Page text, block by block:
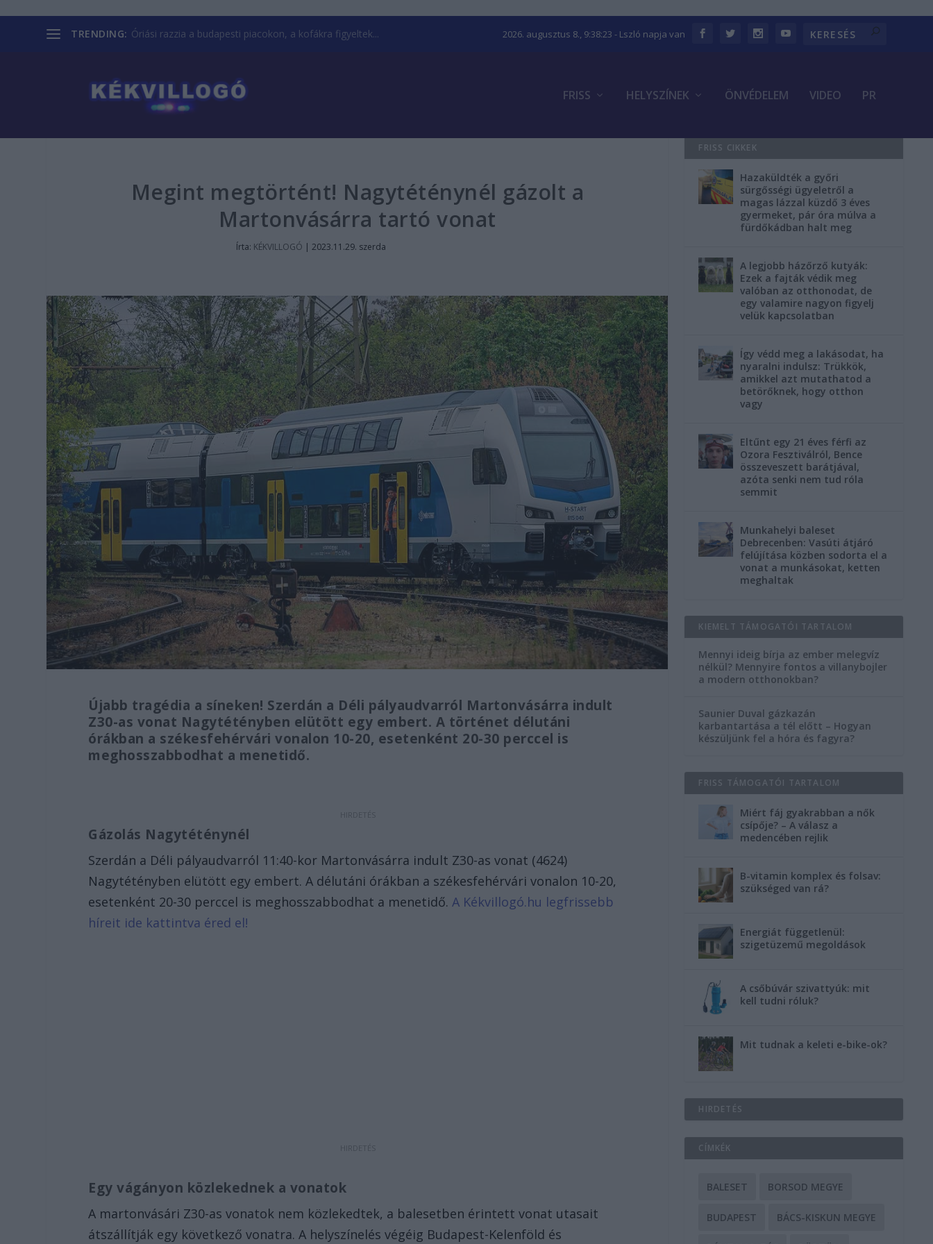
TRENDING: Óriási razzia a budapesti piacokon, a kofákra figyeltek... 2026. augusztus 8., 9:38:24 - Lszló napja van
FRISS HELYSZÍNEK ÖNVÉDELEM VIDEO PR
Megint megtörtént! Nagytéténynél gázolt a
Martonvásárra tartó vonat
Írta: KÉKVILLOGÓ |2023.11.29. szerda
Újabb tragédia a síneken! Szerdán a Déli pályaudvarról Martonvásárra indult
Z30-as vonat Nagytétényben elütött egy embert. A történet délutáni
órákban a székesfehérvári vonalon 10-20, esetenként 20-30 perccel is
meghosszabbodhat a menetidő.
Gázolás Nagytéténynél
Szerdán a Déli pályaudvarról 11:40-kor Martonvásárra indult Z30-as vonat (4624)
Nagytétényben elütött egy embert. A délutáni órákban a székesfehérvári vonalon 10-20,
esetenként 20-30 perccel is meghosszabbodhat a menetidő.A Kékvillogó.hu legfrissebb
híreit ide kattintva éred el!
Egy vágányon közlekednek a vonatok
A martonvásári Z30-as vonatok nem közlekedtek, a balesetben érintett vonat utasait
átszállítják egy következő vonatra. A helyszínelés végéig Budapest-Kelenföld és
FRISS CIKKEK
Hazaküldték a győri
sürgősségi ügyeletről a
magas lázzal küzdő 3 éves
gyermeket, pár óra múlva a
fürdőkádban halt meg
A legjobb házőrző kutyák:
Ezek a fajták védik meg
valóban az otthonodat, de
egy valamire nagyon figyelj
velük kapcsolatban
Így védd meg a lakásodat, ha
nyaralni indulsz: Trükkök,
amikkel azt mutathatod a
betörőknek, hogy otthon
vagy
Eltűnt egy 21 éves férfi az
Ozora Fesztiválról, Bence
összeveszett barátjával,
azóta senki nem tud róla
semmit
Munkahelyi baleset
Debrecenben: Vasúti átjáró
felújítása közben sodorta el a
vonat a munkásokat, ketten
meghaltak
KIEMELT TÁMOGATÓI TARTALOM
Mennyi ideig bírja az ember melegvíz
nélkül? Mennyire fontos a villanybojler
a modern otthonokban?
Saunier Duval gázkazán
karbantartása a tél előtt – Hogyan
készüljünk fel a hóra és fagyra?
FRISS TÁMOGATÓI TARTALOM
Miért fáj gyakrabban a nők
csípője? – A válasz a
medencében rejlik
B-vitamin komplex és folsav:
szükséged van rá?
Energiát függetlenül:
szigetüzemű megoldások
A csőbúvár szivattyúk: mit
kell tudni róluk?
Mit tudnak a keleti e-bike-ok?
HIRDETÉS
CÍMKÉK
BALESET BORSOD MEGYE
BUDAPEST BÁCS-KISKUN MEGYE